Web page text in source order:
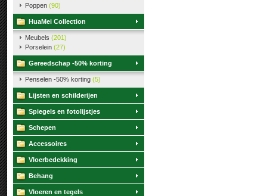
Poppen (90)
HuaMei Collection
Meubels (201)
Porselein (27)
Gereedschap -50% korting
Penselen -50% korting (5)
Lijsten en schilderijen
Spiegels en fotolijstjes
Schepen
Accessoires
Vloerbedekking
Behang
Vloeren en tegels